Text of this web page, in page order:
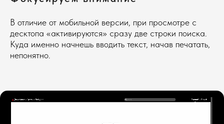
В отличие от мобильной версии, при просмотре с
десктопа «активируются» сразу две строки поиска.
Куда именно начнешь вводить текст, начав печатать,
непонятно.